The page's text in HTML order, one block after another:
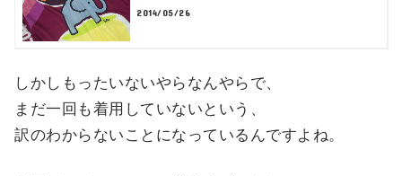
2014/05/26
しかしもったいないやらなんやらで、
まだ一回も着用していないという、
訳のわからないことになっているんですよね。